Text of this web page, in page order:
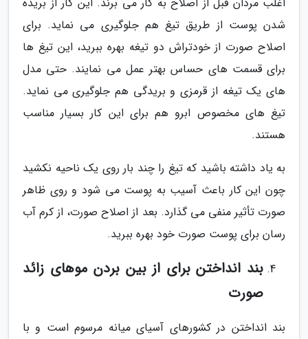
شدن پوست از طریق تیغ هم جلوگیری می نماید. برای
اصلاح صورت از خودتراش دو تیغه بهره ببرید، این تیغ ها
برای قسمت های حساس بهتر عمل می نمایند. حتی مدل
های یک تیغه از قرمزی و بریدگی هم جلوگیری می نماید.
تیغ های مخصوص ابرو هم برای این کار بسیار مناسب
هستند.
به یاد داشته باشید که تیغ را چند بار روی یک ناحیه نکشید
چون این کار باعث آسیب به پوست می شود و روی ظاهر
صورت تأثیر منفی می گذارد. بعد از اصلاح صورت، از کرم آب
رسان برای پوست صورت خود بهره ببرید.
بند انداختن برای از بین بردن موهای زائد
صورت
بند انداختن در کشورهای آسیای میانه مرسوم است و با